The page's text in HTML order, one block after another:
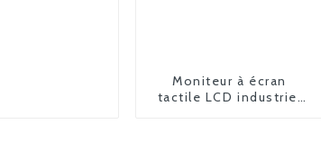
Moniteur à écran
tactile LCD industriel